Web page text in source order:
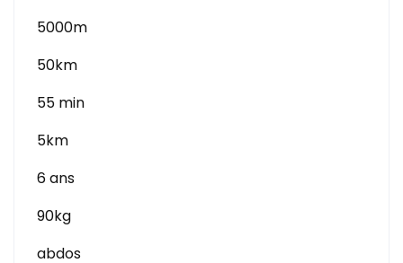
5000m
50km
55 min
5km
6 ans
90kg
abdos